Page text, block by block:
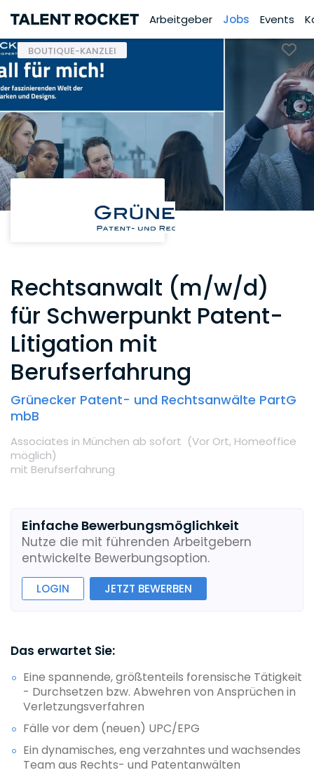
Arbeitgeber Jobs Events
BOUTIQUE-KANZLEI
Rechtsanwalt (m/w/d)
für Schwerpunkt Patent-
Litigation mit
Berufserfahrung
Grünecker Patent- und Rechtsanwälte PartG
mbB
Associates in München ab sofort (Vor Ort, Homeoffice
möglich)
mit Berufserfahrung
Einfache Bewerbungsmöglichkeit
Nutze die mit führenden Arbeitgebern
entwickelte Bewerbungsoption.
LOGIN JETZT BEWERBEN
Das erwartet Sie:
Eine spannende, größtenteils forensische Tätigkeit
- Durchsetzen bzw. Abwehren von Ansprüchen in
Verletzungsverfahren
Fälle vor dem (neuen) UPC/EPG
Ein dynamisches, eng verzahntes und wachsendes
Team aus Rechts- und Patentanwälten